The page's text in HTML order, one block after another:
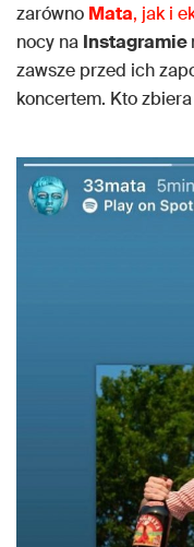
zarówno Mata, jak i
nocy na Instagramie
zawsze przed ich
koncertem. Kto